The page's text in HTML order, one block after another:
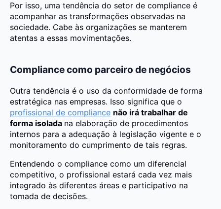
Por isso, uma tendência do setor de compliance é
acompanhar as transformações observadas na
sociedade. Cabe às organizações se manterem
atentas a essas movimentações.
Compliance como parceiro de negócios
Outra tendência é o uso da conformidade de forma
estratégica nas empresas. Isso significa que o
profissional de compliance não irá trabalhar de
forma isolada na elaboração de procedimentos
internos para a adequação à legislação vigente e o
monitoramento do cumprimento de tais regras.
Entendendo o compliance como um diferencial
competitivo, o profissional estará cada vez mais
integrado às diferentes áreas e participativo na
tomada de decisões.